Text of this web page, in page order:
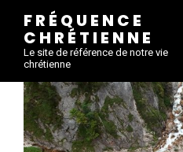
FRÉQUENCE
CHRÉTIENNE
Le site de référence de notre vie
chrétienne